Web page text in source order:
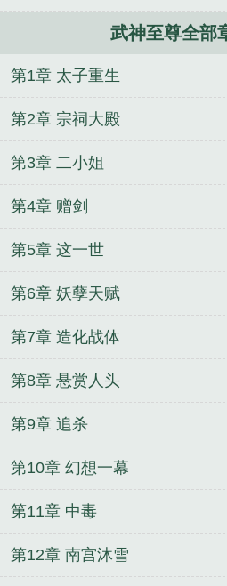
武神至尊全部
第1章 太子重生
第2章 宗祠大殿
第3章 二小姐
第4章 赠剑
第5章 这一世
第6章 妖孽天赋
第7章 造化战体
第8章 悬赏人头
第9章 追杀
第10章 幻想一幕
第11章 中毒
第12章 南宫沐雪